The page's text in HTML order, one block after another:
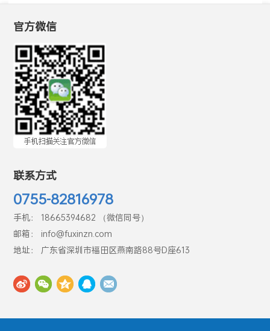
官方微信
联系方式
0755-82816978
手机： 18665394682 （微信同号）
邮箱： info@fuxinzn.com
地址： 广东省深圳市福田区燕南路88号D座613